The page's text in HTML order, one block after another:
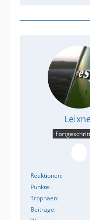
Reaktionen
Punkte
Trophäen
Beiträge